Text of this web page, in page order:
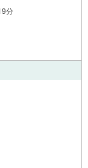
分